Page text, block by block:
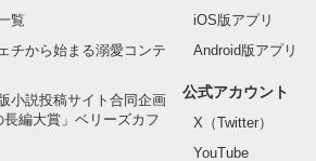
覧
チから始まる溺愛コンテ
小説投稿サイト合同企画
長編大賞」ベリーズカフ
iOS版アプリ
Android版アプリ
公式アカウント
X（Twitter）
YouTube